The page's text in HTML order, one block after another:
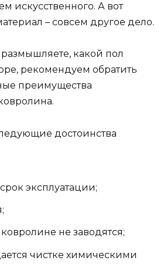
искусственного. А вот
– совсем другое дело.
какой пол
рекомендуем обратить
преимущества
достоинства
эксплуатации;
не заводятся;
чистке химическими